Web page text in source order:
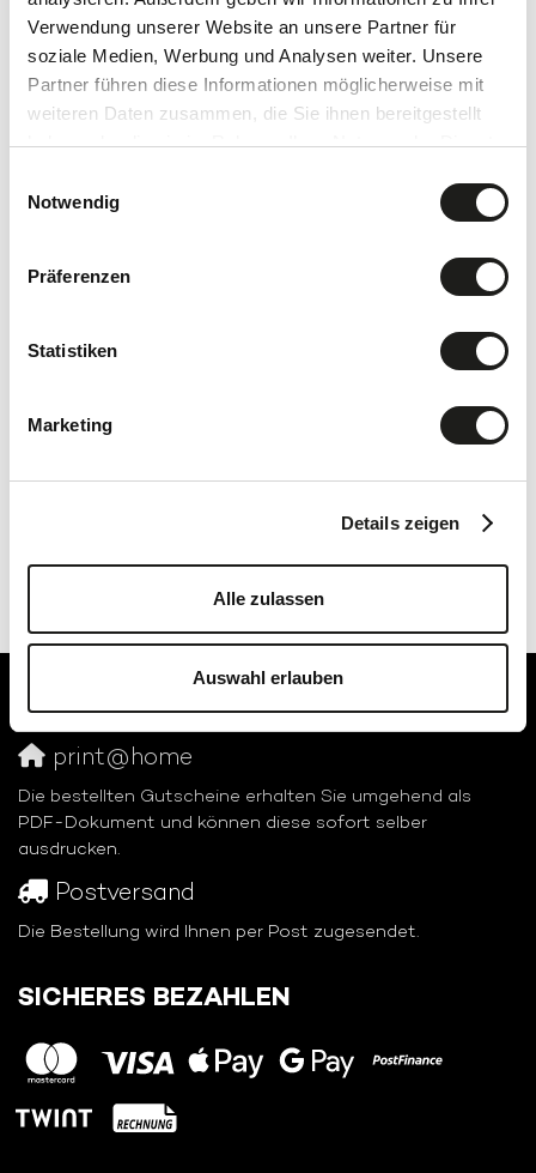
Verwendung unserer Website an unsere Partner für
soziale Medien, Werbung und Analysen weiter. Unsere
Partner führen diese Informationen möglicherweise mit
weiteren Daten zusammen, die Sie ihnen bereitgestellt
haben oder die sie im Rahmen Ihrer Nutzung der Dienste
Notwendig
Präferenzen
Statistiken
Marketing
Details zeigen
Alle zulassen
Auswahl erlauben